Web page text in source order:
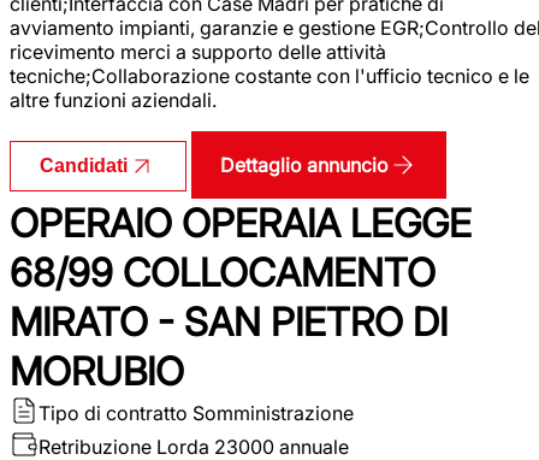
avviamento impianti, garanzie e gestione EGR;Controllo
ricevimento merci a supporto delle attività
tecniche;Collaborazione costante con l'ufficio tecnico e le
altre funzioni aziendali.
Candidati Dettaglio annuncio
OPERAIO OPERAIA LEGGE
68/99 COLLOCAMENTO
MIRATO - SAN PIETRO DI
MORUBIO
Tipo di contratto Somministrazione
Retribuzione Lorda 23000 annuale